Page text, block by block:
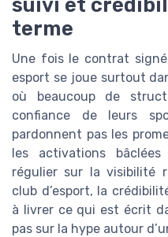
terme
Une fois le contrat
esport se joue surtout
où beaucoup de
confiance de leurs
pardonnent pas les
les activations
régulier sur la visibilité
club d’esport, la
à livrer ce qui est écrit
pas sur la hype autour